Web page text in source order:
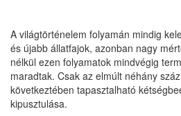
A világtörténelem folyamán mindig
és újabb állatfajok, azonban nagy
nélkül ezen folyamatok mindvégig
maradtak. Csak az elmúlt néhány
következtében tapasztalható
kipusztulása.